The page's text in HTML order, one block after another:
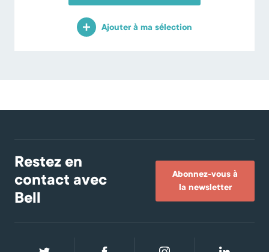
Ajouter à ma sélection
Restez en
contact avec
Bell
Abonnez-vous à
la newsletter